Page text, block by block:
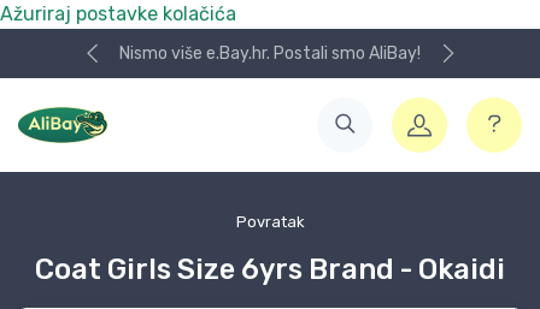
Ažuriraj postavke kolačića
Nismo više e.Bay.hr. Postali smo AliBay!
Povratak
Coat Girls Size 6yrs Brand - Okaidi